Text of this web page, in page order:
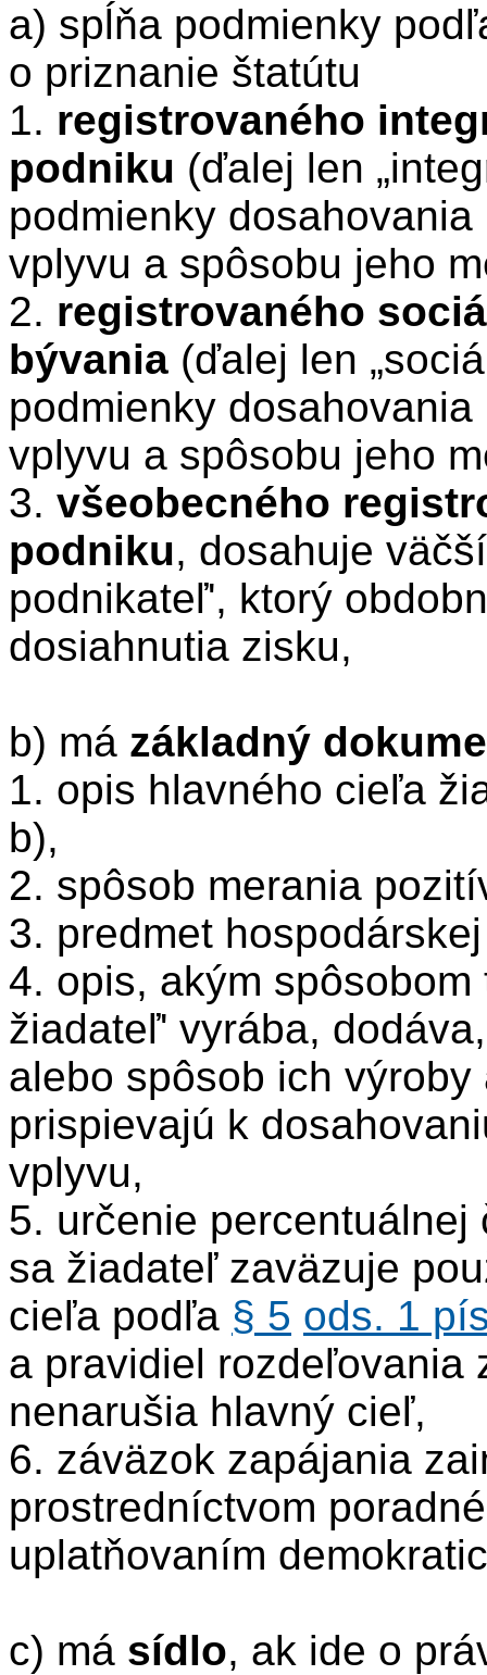
a) spĺňa podmienky
o priznanie štatútu
1. registrovaného
podniku (ďalej len
podmienky
vplyvu a spôsobu jeho
2. registrovaného
bývania (ďalej len
podmienky
vplyvu a spôsobu jeho
3. všeobecného
podniku, dosahuje
podnikateľ', ktorý
dosiahnutia zisku,
b) má základný
1. opis hlavného cieľa
b),
2. spôsob merania
3. predmet
4. opis, akým
žiadateľ' vyrába,
alebo spôsob ich
prispievajú k
vplyvu,
5. určenie
sa žiadateľ zaväzuje
cieľa podľa § 5 ods. 1
a pravidiel rozdeľovania
nenarušia hlavný cieľ,
6. záväzok zapájania
prostredníctvom
uplatňovaním
c) má sídlo, ak ide o